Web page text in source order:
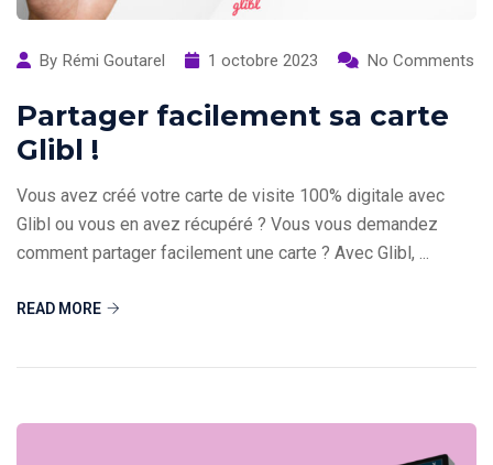
By Rémi Goutarel 1 octobre 2023 No Comments
Partager facilement sa carte
Glibl !
Vous avez créé votre carte de visite 100% digitale avec
Glibl ou vous en avez récupéré ? Vous vous demandez
comment partager facilement une carte ? Avec Glibl, ...
READ MORE